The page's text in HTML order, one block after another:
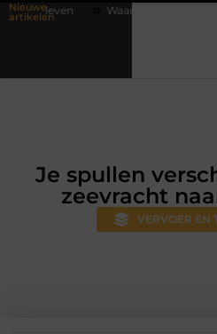
Nieuwe
artikelenonline vlees bestellen steeds
Je spullen
zeevracht
VERVOER EN